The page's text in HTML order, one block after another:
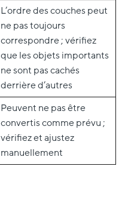
L’ordre des couches peut
ne pas toujours
correspondre ; vérifiez
que les objets importants
ne sont pas cachés
derrière d’autres
Peuvent ne pas être
convertis comme prévu ;
vérifiez et ajustez
manuellement